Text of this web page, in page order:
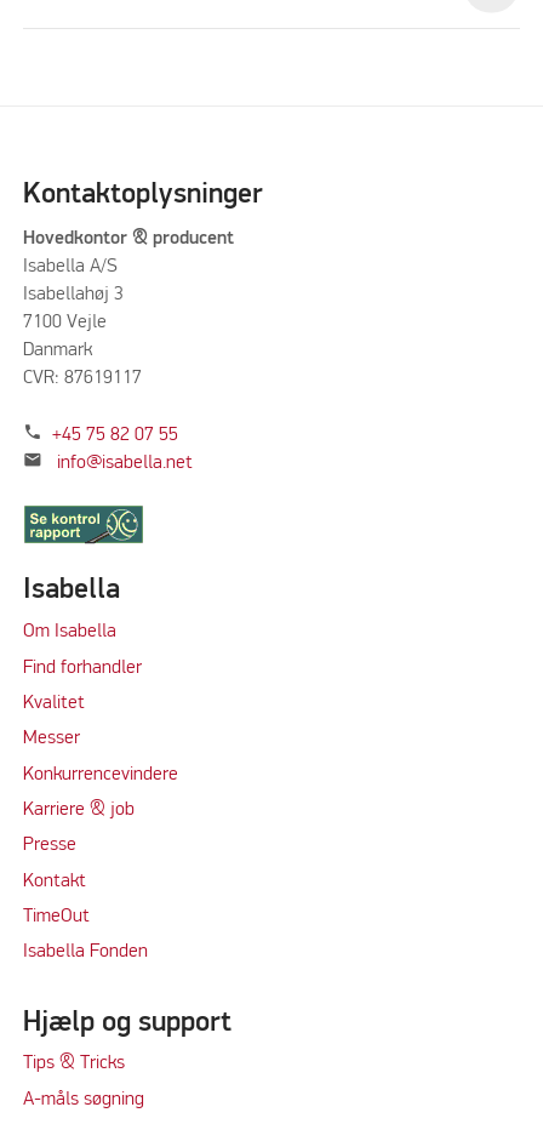
Kontaktoplysninger
Hovedkontor & producent
Isabella A/S
Isabellahøj 3
7100 Vejle
Danmark
CVR: 87619117
phone +45 75 82 07 55
mail info@isabella.net
Isabella
Om Isabella
Find forhandler
Kvalitet
Messer
Konkurrencevindere
Karriere & job
Presse
Kontakt
TimeOut
Isabella Fonden
Hjælp og support
Tips & Tricks
A-måls søgning